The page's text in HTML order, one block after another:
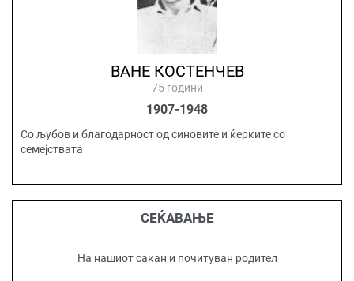
ВАНЕ КОСТЕНЧЕВ
75 години
1907-1948
Со љубов и благодарност од синовите и ќерките со
семејствата
СЕЌАВАЊЕ
На нашиот сакан и почитуван родител